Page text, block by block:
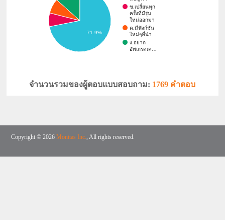
ข.เปลี่ยนทุก
ครั้งที่มีรุ่น
ใหม่ออกมา
ค.มีฟังก์ชั่น
ใหม่ๆที่น่า…
ง.อยาก
อัพเกรดเค…
71.9%
จำนวนรวมของผู้ตอบแบบสอบถาม: 1769 คำตอบ
Copyright © 2026Monitas Inc., All rights reserved.